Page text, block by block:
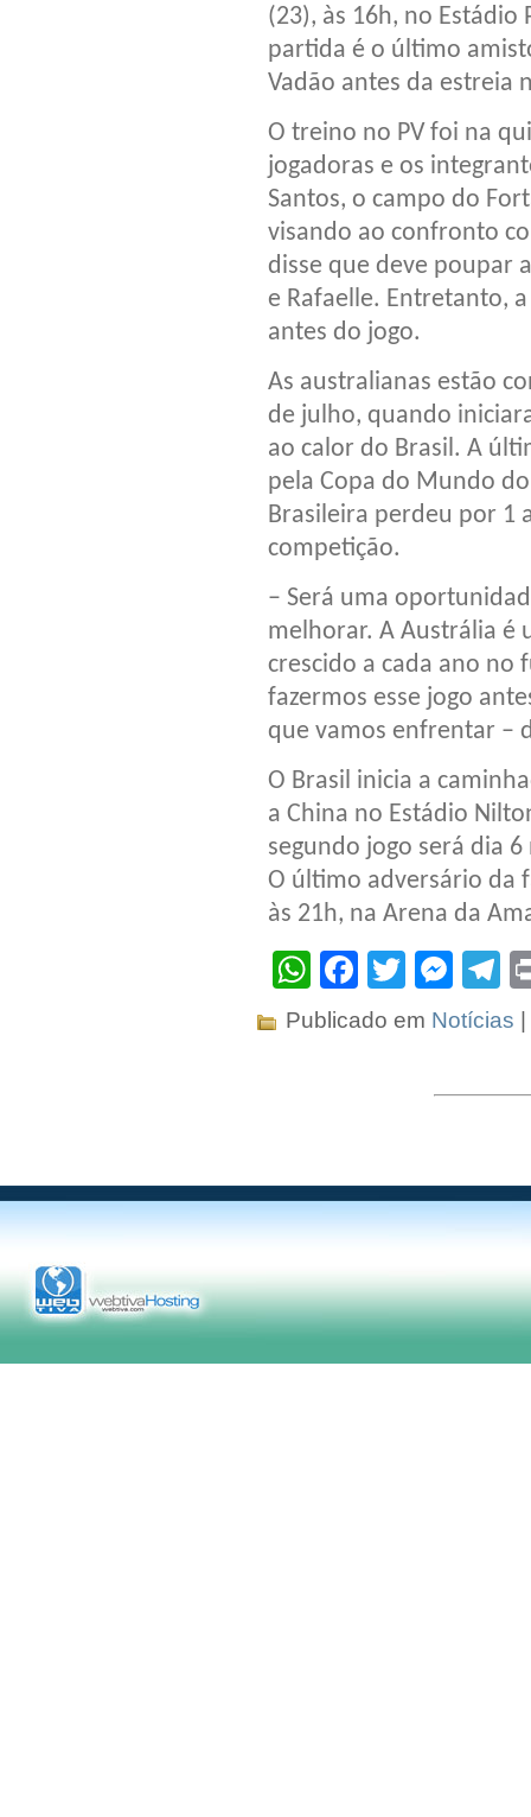
(23), às 16h, no Estádio
partida é o último
Vadão antes da estreia
O treino no PV foi na
jogadoras e os
Santos, o campo do
visando ao confronto
disse que deve poupar
e Rafaelle. Entretanto,
antes do jogo.
As australianas estão
de julho, quando
ao calor do Brasil. A
pela Copa do Mundo
Brasileira perdeu por 1
competição.
– Será uma
melhorar. A Austrália é
crescido a cada ano
fazermos esse jogo
que vamos enfrentar –
O Brasil inicia a
a China no Estádio
segundo jogo será dia
O último adversário da
às 21h, na Arena da
WhatsApp
Facebook
Twitter
Publicado em Notícias